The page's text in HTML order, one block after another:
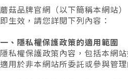
蘑菇品牌官網（以下簡稱本網站
即生效，請您詳閱下列內容：
一、隱私權保護政策的適用範圍
隱私權保護政策內容，包括本網
適用於非本網站所委託或參與管理